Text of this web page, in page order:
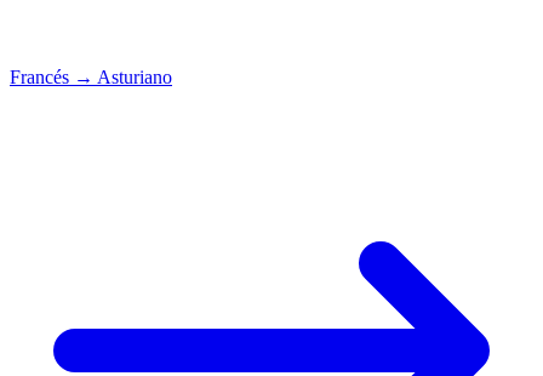
Francés → Asturiano